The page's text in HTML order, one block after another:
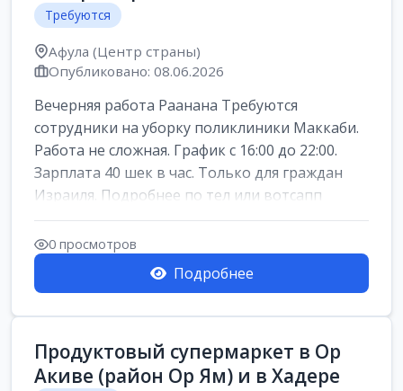
Требуются
Афула (Центр страны)
Опубликовано: 08.06.2026
Вечерняя работа Раанана Требуются
сотрудники на уборку поликлиники Маккаби.
Работа не сложная. График с 16:00 до 22:00.
Зарплата 40 шек в час. Только для граждан
Израиля. Подробнее по тел или вотсапп
0 просмотров
Подробнее
Продуктовый супермаркет в Ор
Акиве (район Ор Ям) и в Хадере